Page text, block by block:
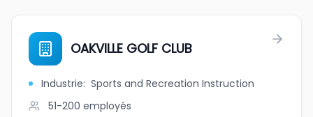
OAKVILLE GOLF CLUB
Industrie: Sports and Recreation Instruction
51-200 employés